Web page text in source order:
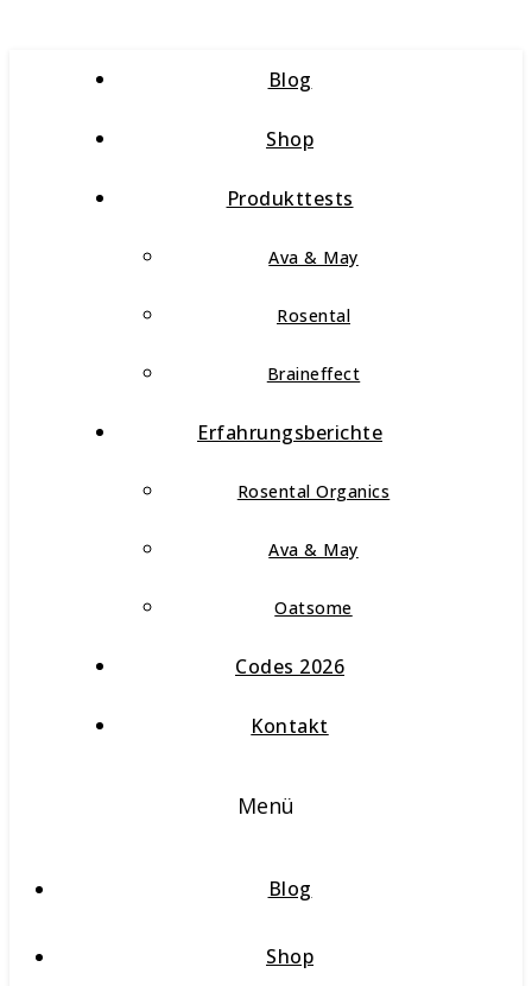
Blog
Shop
Produkttests
Ava & May
Rosental
Braineffect
Erfahrungsberichte
Rosental Organics
Ava & May
Oatsome
Codes 2026
Kontakt
Menü
Blog
Shop